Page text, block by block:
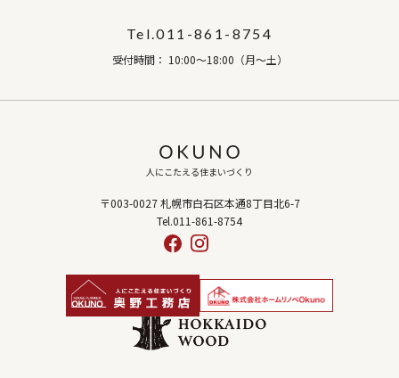
Tel.011-861-8754
受付時間： 10:00～18:00（月～土）
人にこたえる住まいづくり
〒003-0027 札幌市白石区本通8丁目北6-7
Tel.011-861-8754